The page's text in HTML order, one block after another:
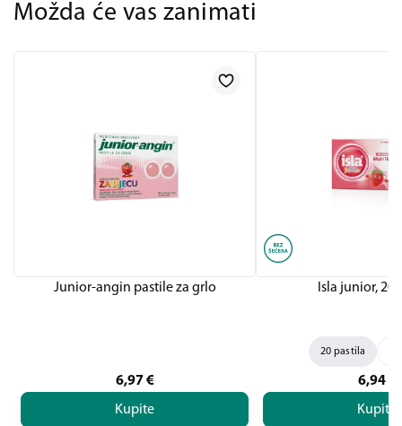
Možda će vas zanimati
Junior-angin pastile za grlo
6,97 €
Kupite
Isla junior, 20
20 pastila
6,94
Kupite